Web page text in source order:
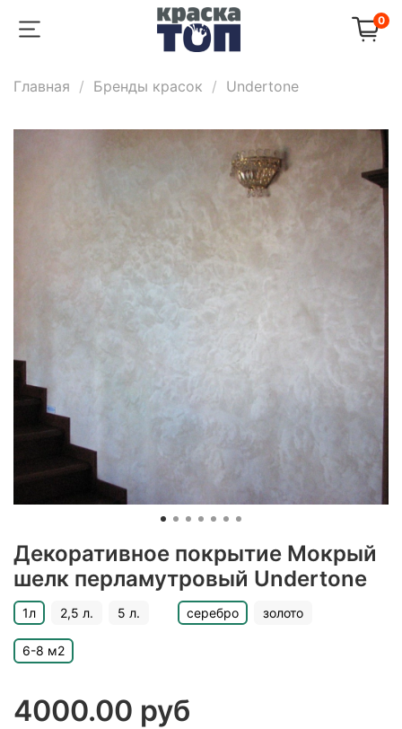
0
Главная Бренды красок Undertone
Декоративное покрытие Мокрый
шелк перламутровый Undertone
1л 2,5 л. 5 л. серебро золото
6-8 м2
4000.00 руб